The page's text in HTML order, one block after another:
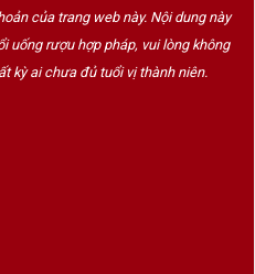
của trang web này. Nội dung này
uống rượu hợp pháp, vui lòng không
kỳ ai chưa đủ tuổi vị thành niên.